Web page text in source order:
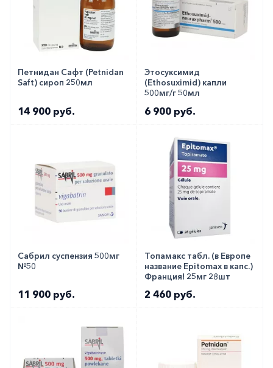
Петнидан Сафт (Petnidan
Saft) сироп 250мл
14 900 руб.
Этосуксимид
(Ethosuximid) капли
500мг/г 50мл
6 900 руб.
Сабрил суспензия 500мг
№50
11 900 руб.
Топамакс табл. (в Европе
название Epitomax в капс.)
Франция! 25мг 28шт
2 460 руб.